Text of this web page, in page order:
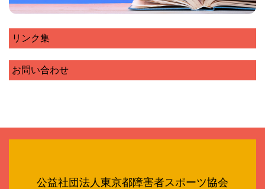
リンク集
お問い合わせ
公益社団法人東京都障害者スポーツ協会